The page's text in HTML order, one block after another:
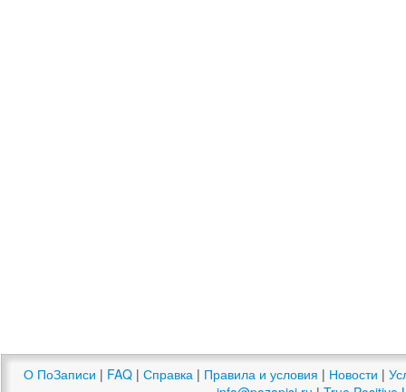
О ПоЗаписи | FAQ | Справка | Правила и условия | Новости |